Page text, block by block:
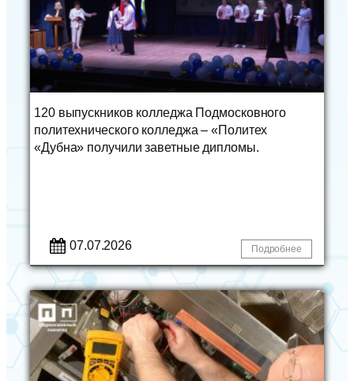
120 выпускников колледжа Подмосковного
политехнического колледжа – «Политех
«Дубна» получили заветные дипломы.
07.07.2026 Подробнее